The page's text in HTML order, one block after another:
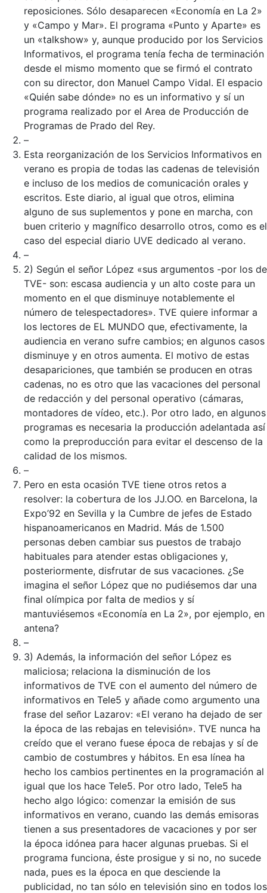
reposiciones. Sólo desaparecen «Economía en La 2»
y «Campo y Mar». El programa «Punto y Aparte» es
un «talkshow» y, aunque producido por los Servicios
Informativos, el programa tenía fecha de terminación
desde el mismo momento que se firmó el contrato
con su director, don Manuel Campo Vidal. El espacio
«Quién sabe dónde» no es un informativo y sí un
programa realizado por el Area de Producción de
Programas de Prado del Rey.
–
Esta reorganización de los Servicios Informativos en
verano es propia de todas las cadenas de televisión
e incluso de los medios de comunicación orales y
escritos. Este diario, al igual que otros, elimina
alguno de sus suplementos y pone en marcha, con
buen criterio y magnífico desarrollo otros, como es el
caso del especial diario UVE dedicado al verano.
–
2) Según el señor López «sus argumentos -por los de
TVE- son: escasa audiencia y un alto coste para un
momento en el que disminuye notablemente el
número de telespectadores». TVE quiere informar a
los lectores de EL MUNDO que, efectivamente, la
audiencia en verano sufre cambios; en algunos casos
disminuye y en otros aumenta. El motivo de estas
desapariciones, que también se producen en otras
cadenas, no es otro que las vacaciones del personal
de redacción y del personal operativo (cámaras,
montadores de vídeo, etc.). Por otro lado, en algunos
programas es necesaria la producción adelantada así
como la preproducción para evitar el descenso de la
calidad de los mismos.
–
Pero en esta ocasión TVE tiene otros retos a
resolver: la cobertura de los JJ.OO. en Barcelona, la
Expo’92 en Sevilla y la Cumbre de jefes de Estado
hispanoamericanos en Madrid. Más de 1.500
personas deben cambiar sus puestos de trabajo
habituales para atender estas obligaciones y,
posteriormente, disfrutar de sus vacaciones. ¿Se
imagina el señor López que no pudiésemos dar una
final olímpica por falta de medios y sí
mantuviésemos «Economía en La 2», por ejemplo, en
antena?
–
3) Además, la información del señor López es
maliciosa; relaciona la disminución de los
informativos de TVE con el aumento del número de
informativos en Tele5 y añade como argumento una
frase del señor Lazarov: «El verano ha dejado de ser
la época de las rebajas en televisión». TVE nunca ha
creído que el verano fuese época de rebajas y sí de
cambio de costumbres y hábitos. En esa línea ha
hecho los cambios pertinentes en la programación al
igual que los hace Tele5. Por otro lado, Tele5 ha
hecho algo lógico: comenzar la emisión de sus
informativos en verano, cuando las demás emisoras
tienen a sus presentadores de vacaciones y por ser
la época idónea para hacer algunas pruebas. Si el
programa funciona, éste prosigue y si no, no sucede
nada, pues es la época en que desciende la
publicidad, no tan sólo en televisión sino en todos los